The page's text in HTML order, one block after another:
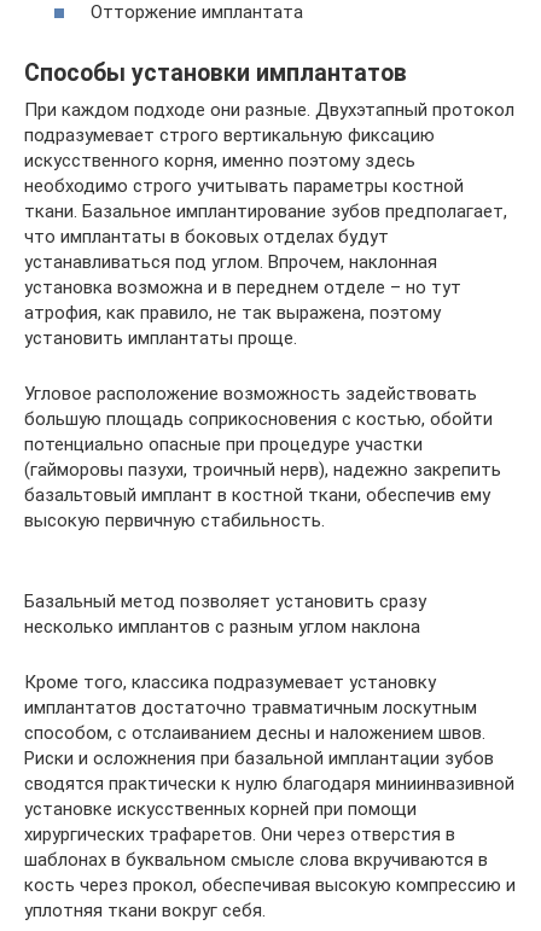
Отторжение имплантата
Способы установки имплантатов
При каждом подходе они разные. Двухэтапный протокол
подразумевает строго вертикальную фиксацию
искусственного корня, именно поэтому здесь
необходимо строго учитывать параметры костной
ткани. Базальное имплантирование зубов предполагает,
что имплантаты в боковых отделах будут
устанавливаться под углом. Впрочем, наклонная
установка возможна и в переднем отделе – но тут
атрофия, как правило, не так выражена, поэтому
установить имплантаты проще.
Угловое расположение возможность задействовать
большую площадь соприкосновения с костью, обойти
потенциально опасные при процедуре участки
(гайморовы пазухи, троичный нерв), надежно закрепить
базальтовый имплант в костной ткани, обеспечив ему
высокую первичную стабильность.
Базальный метод позволяет установить сразу
несколько имплантов с разным углом наклона
Кроме того, классика подразумевает установку
имплантатов достаточно травматичным лоскутным
способом, с отслаиванием десны и наложением швов.
Риски и осложнения при базальной имплантации зубов
сводятся практически к нулю благодаря миниинвазивной
установке искусственных корней при помощи
хирургических трафаретов. Они через отверстия в
шаблонах в буквальном смысле слова вкручиваются в
кость через прокол, обеспечивая высокую компрессию и
уплотняя ткани вокруг себя.